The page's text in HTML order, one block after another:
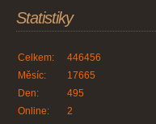
Statistiky
Online: 2
Celkem:
446456
Měsíc:
17665
Den:
495